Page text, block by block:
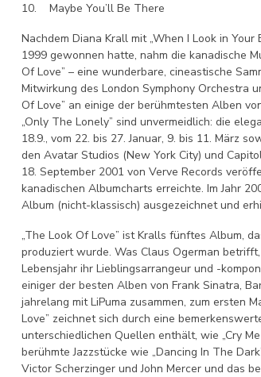
10. Maybe You’ll Be There
Nachdem Diana Krall mit „When I Look in
1999 gewonnen hatte, nahm die kanadische
Of Love” – eine wunderbare, cineastische
Mitwirkung des London Symphony Orchestra
Of Love” an einige der berühmtesten Alben
„Only The Lonely” sind unvermeidlich: die
18.9., vom 22. bis 27. Januar, 9. bis 11. März
den Avatar Studios (New York City) und
18. September 2001 von Verve Records
kanadischen Albumcharts erreichte. Im Jahr
Album (nicht-klassisch) ausgezeichnet und
„The Look Of Love” ist Kralls fünftes Album,
produziert wurde. Was Claus Ogerman
Lebensjahr ihr Lieblingsarrangeur und -
einiger der besten Alben von Frank Sinatra,
jahrelang mit LiPuma zusammen, zum ersten
Love” zeichnet sich durch eine
unterschiedlichen Quellen enthält, wie „Cry
berühmte Jazzstücke wie „Dancing In The
Victor Scherzinger und John Mercer und das